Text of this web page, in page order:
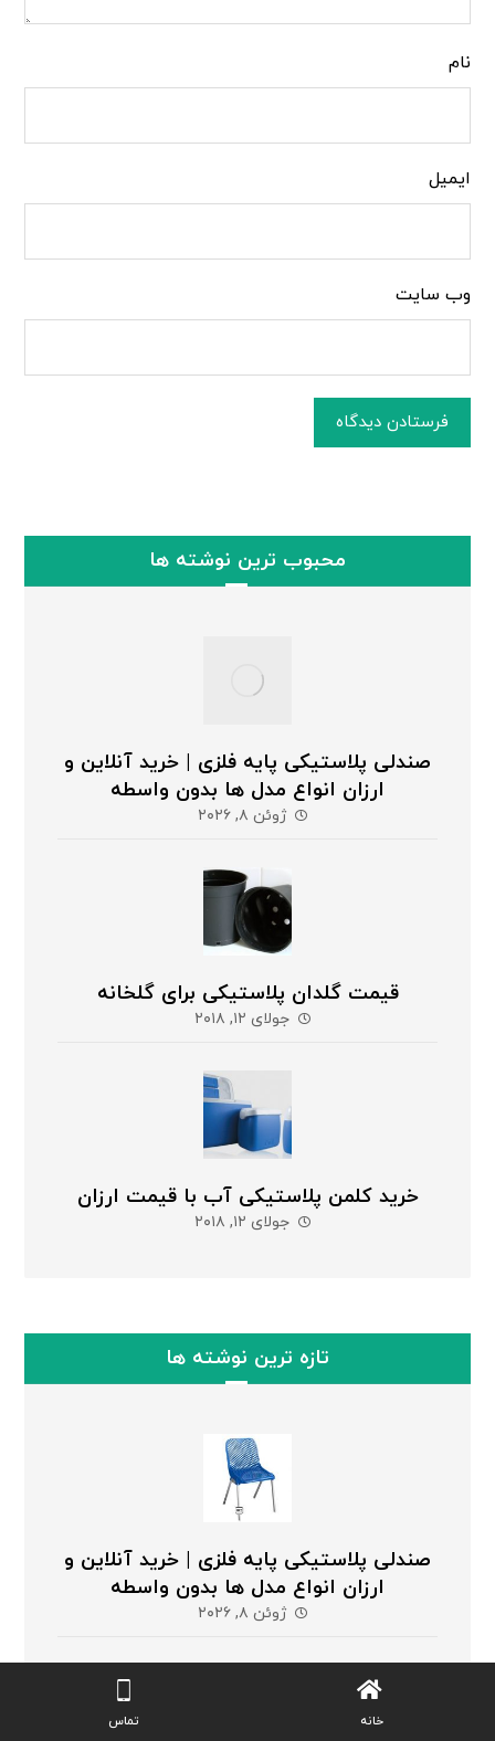
نام
ایمیل
وب‌ سایت
فرستادن دیدگاه
محبوب ترین نوشته ها
صندلی پلاستیکی پایه فلزی | خرید آنلاین و
ارزان انواع مدل ها بدون واسطه
ژوئن ۸, ۲۰۲۶
قیمت گلدان پلاستیکی برای گلخانه
جولای ۱۲, ۲۰۱۸
خرید کلمن پلاستیکی آب با قیمت ارزان
جولای ۱۲, ۲۰۱۸
تازه ترین نوشته ها
صندلی پلاستیکی پایه فلزی | خرید آنلاین و
ارزان انواع مدل ها بدون واسطه
ژوئن ۸, ۲۰۲۶
خانه تماس